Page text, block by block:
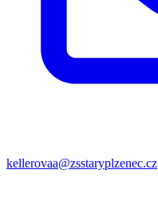
kellerovaa@zsstaryplzenec.cz